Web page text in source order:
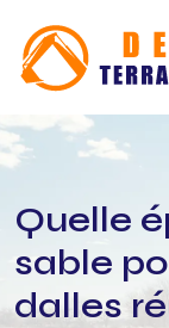
Quelle
sable
dalles